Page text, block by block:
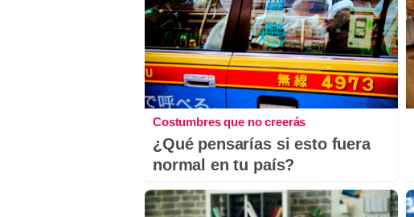
Costumbres que no creerás
¿Qué pensarías si esto fuera
normal en tu país?